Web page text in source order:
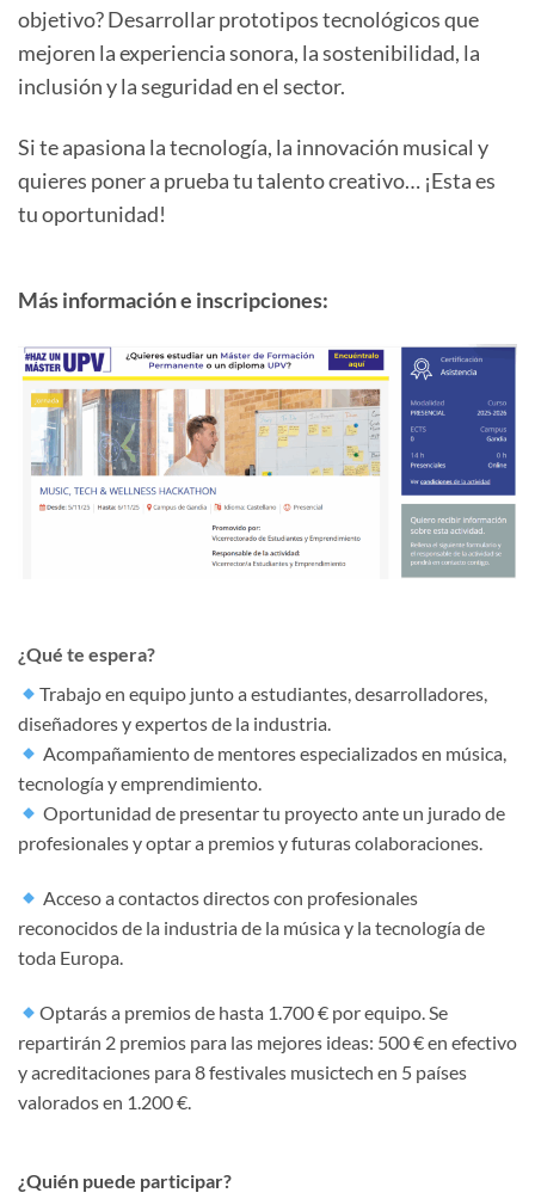
objetivo? Desarrollar prototipos tecnológicos que
mejoren la experiencia sonora, la sostenibilidad, la
inclusión y la seguridad en el sector.
Si te apasiona la tecnología, la innovación musical y
quieres poner a prueba tu talento creativo… ¡Esta es
tu oportunidad!
Más información e inscripciones:
¿Qué te espera?
Trabajo en equipo junto a estudiantes, desarrolladores,
diseñadores y expertos de la industria.
Acompañamiento de mentores especializados en música,
tecnología y emprendimiento.
Oportunidad de presentar tu proyecto ante un jurado de
profesionales y optar a premios y futuras colaboraciones.
Acceso a contactos directos con profesionales
reconocidos de la industria de la música y la tecnología de
toda Europa.
Optarás a premios de hasta 1.700 € por equipo. Se
repartirán 2 premios para las mejores ideas: 500 € en efectivo
y acreditaciones para 8 festivales musictech en 5 países
valorados en 1.200 €.
¿Quién puede participar?